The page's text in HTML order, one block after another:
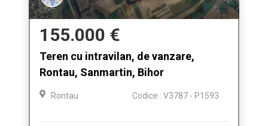
155.000 €
Teren cu intravilan, de vanzare,
Rontau, Sanmartin, Bihor
Rontau Codice : V3787 - P1593